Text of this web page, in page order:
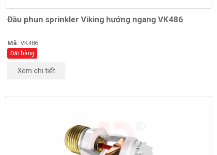
Đầu phun sprinkler Viking hướng ngang VK486
Mã: VK486
Đặt hàng
Xem chi tiết